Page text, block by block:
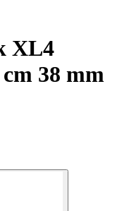
XL4
38 mm